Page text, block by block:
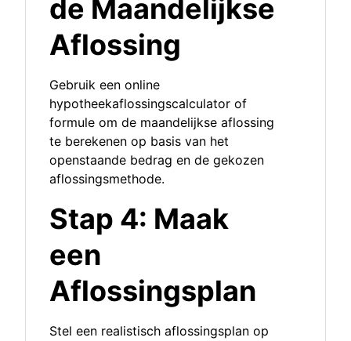
de Maandelijkse
Aflossing
Gebruik een online
hypotheekaflossingscalculator of
formule om de maandelijkse aflossing
te berekenen op basis van het
openstaande bedrag en de gekozen
aflossingsmethode.
Stap 4: Maak
een
Aflossingsplan
Stel een realistisch aflossingsplan op